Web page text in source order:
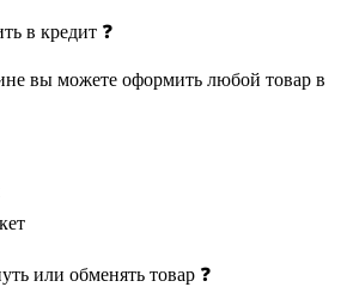
в кредит ❓
вы можете оформить любой товар в
Банк
или обменять товар ❓